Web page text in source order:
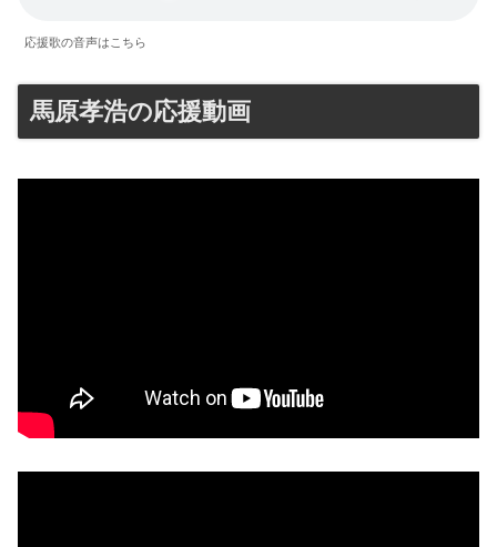
応援歌の音声はこちら
馬原孝浩の応援動画